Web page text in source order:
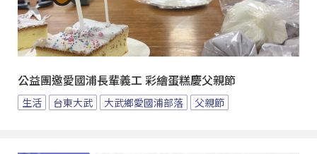
公益團邀愛國浦長輩義工 彩繪蛋糕慶父親節
生活 台東大武 大武鄉愛國浦部落 父親節